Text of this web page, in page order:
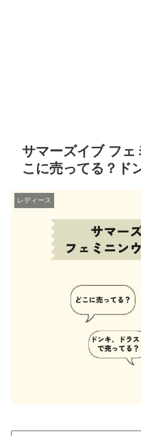
サマーズイブ フェ
こに売ってる？ド
レディース